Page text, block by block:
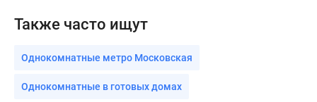
Также часто ищут
Однокомнатные метро Московская
Однокомнатные в готовых домах